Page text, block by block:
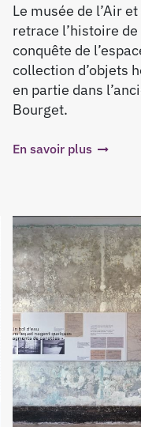
Le musée de l’Air
retrace l’histoire
conquête de
collection d’objets
en partie dans
Bourget.
En savoir plus